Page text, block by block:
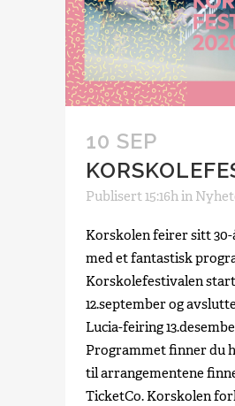
10 SEP
Publisert 15:16hin
Korskolen feirer sitt
med et fantastisk
Korskolefestivalen
12.september og
Lucia-feiring
Programmet finner du
til arrangementene
TicketCo. Korskolen